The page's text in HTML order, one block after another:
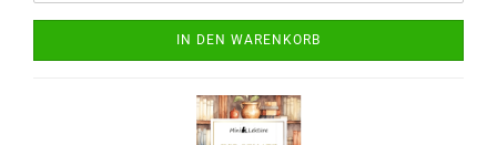
IN DEN WARENKORB